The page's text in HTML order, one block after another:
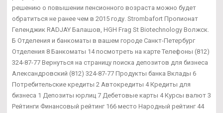
решению о повышении пенсионного возраста можно будет
обратиться не ранее чем в 2015 году. Strombafort Пропионат
Геленджик RADJAY Балашов, HGH Frag St Biotechnology Волжск.
Б Отделения и банкоматы в вашем городе Санкт-Петербург
Отделения 8 Банкоматы 14 посмотреть на карте Телефоны (812)
324-87-77 Вернуться на страницу поиска депозитов для бизнеса
Александровский (812) 324-87-77 Продукты банка Вклады 6
Потребительские кредиты 2 Автокредиты 4 Кредиты для
бизнеса 1 Депозиты юрлиц 7 Дебетовые карты 4 Курсы валют 3
Рейтинги Финансовый рейтинг 166 место Народный рейтинг 44